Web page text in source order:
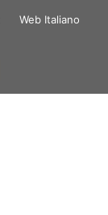
Web Italiano